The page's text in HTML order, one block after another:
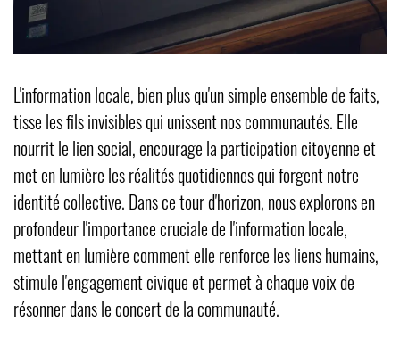
L'information locale, bien plus qu'un simple ensemble de faits,
tisse les fils invisibles qui unissent nos communautés. Elle
nourrit le lien social, encourage la participation citoyenne et
met en lumière les réalités quotidiennes qui forgent notre
identité collective. Dans ce tour d'horizon, nous explorons en
profondeur l'importance cruciale de l'information locale,
mettant en lumière comment elle renforce les liens humains,
stimule l'engagement civique et permet à chaque voix de
résonner dans le concert de la communauté.